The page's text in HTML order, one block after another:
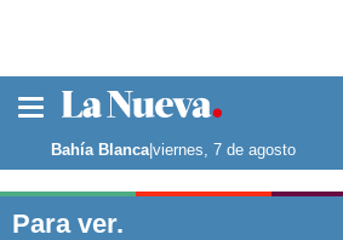
Noticias
La ciudad
Punta Alta
Bahía Blanca|viernes, 7 de agosto
Para ver.